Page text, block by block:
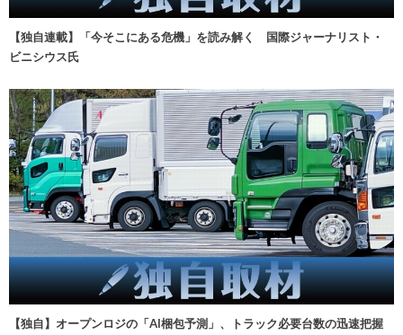
【独自連載】「今そこにある危機」を読み解く 国際ジャーナリスト・
ビニシウス氏
【独自】オープンロジの「AI梱包予測」、トラック必要台数の迅速把握